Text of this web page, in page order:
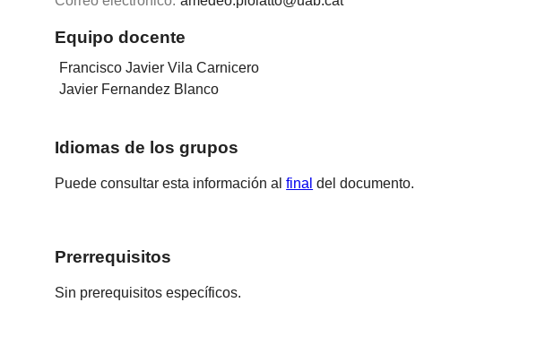
Equipo docente
Francisco Javier Vila Carnicero
Javier Fernandez Blanco
Idiomas de los grupos
Puede consultar esta información alfinal del documento.
Prerrequisitos
Sin prerequisitos específicos.